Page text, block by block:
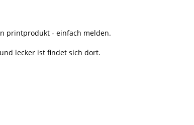
printprodukt - einfach melden.
lecker ist findet sich dort.